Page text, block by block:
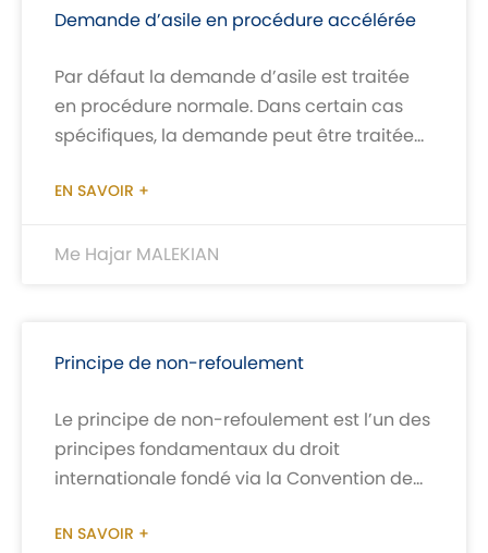
Demande d’asile en procédure accélérée
Par défaut la demande d’asile est traitée
en procédure normale. Dans certain cas
spécifiques, la demande peut être traitée
EN SAVOIR +
Me Hajar MALEKIAN
Principe de non-refoulement
Le principe de non-refoulement est l’un des
principes fondamentaux du droit
internationale fondé via la Convention de
EN SAVOIR +